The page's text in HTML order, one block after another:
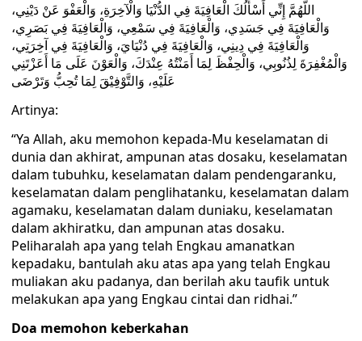
اللَّهُمَّ إِنِّي أَسْأَلُكَ الْعَافِيَةَ فِي الدُّنْيَا وَالْآخِرَةِ، وَالْعَفْوَ عَنْ دَيْنِي،
وَالْعَافِيَةَ فِي جَسَدِي، وَالْعَافِيَةَ فِي سَمْعِي، وَالْعَافِيَةَ فِي بَصَرِي،
وَالْعَافِيَةَ فِي دِينِي، وَالْعَافِيَةَ فِي دُنْيَايَ، وَالْعَافِيَةَ فِي آخِرَتِي،
وَالْمُغْفِرَةَ لِذُنُوبِي، وَالْحِفْظَ لِمَا أَمَنْتُهُ عِنْدَكَ، وَالْعَوْنَ عَلَى مَا أَعَزْتَنِي
عَلَيْهِ، وَالتَّوْفِيْقَ لِمَا تُحِبُّ وَتَرْضَى
Artinya:
“Ya Allah, aku memohon kepada-Mu keselamatan di
dunia dan akhirat, ampunan atas dosaku, keselamatan
dalam tubuhku, keselamatan dalam pendengaranku,
keselamatan dalam penglihatanku, keselamatan dalam
agamaku, keselamatan dalam duniaku, keselamatan
dalam akhiratku, dan ampunan atas dosaku.
Peliharalah apa yang telah Engkau amanatkan
kepadaku, bantulah aku atas apa yang telah Engkau
muliakan aku padanya, dan berilah aku taufik untuk
melakukan apa yang Engkau cintai dan ridhai.”
Doa memohon keberkahan